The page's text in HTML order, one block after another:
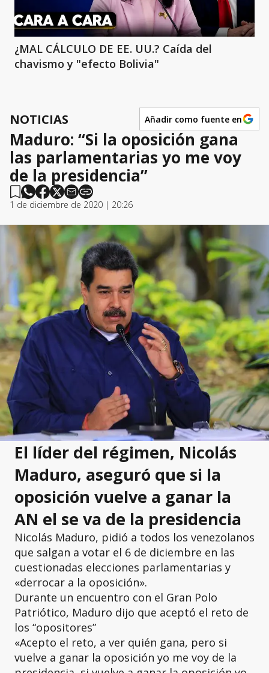
¿MAL CÁLCULO DE EE. UU.? Caída del
chavismo y "efecto Bolivia"
NOTICIAS Añadir como fuente en
Maduro: “Si la oposición gana
las parlamentarias yo me voy
de la presidencia”
1 de diciembre de 2020 | 20:26
El líder del régimen, Nicolás
Maduro, aseguró que si la
oposición vuelve a ganar la
AN el se va de la presidencia
Nicolás Maduro, pidió a todos los venezolanos
que salgan a votar el 6 de diciembre en las
cuestionadas elecciones parlamentarias y
«derrocar a la oposición».
Durante un encuentro con el Gran Polo
Patriótico, Maduro dijo que aceptó el reto de
los “opositores”
«Acepto el reto, a ver quién gana, pero si
vuelve a ganar la oposición yo me voy de la